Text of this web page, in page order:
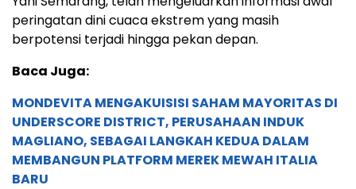
peringatan dini cuaca ekstrem yang masih
berpotensi terjadi hingga pekan depan.
Baca Juga:
MONDEVITA MENGAKUISISI SAHAM MAYORITAS DI
UNDERSCORE DISTRICT, PERUSAHAAN INDUK
MAGLIANO, SEBAGAI LANGKAH KEDUA DALAM
MEMBANGUN PLATFORM MEREK MEWAH ITALIA
BARU